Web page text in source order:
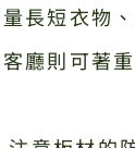
長短衣物
廳則可著